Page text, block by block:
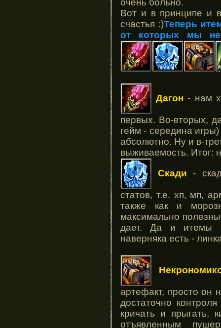
очень больно.
Вот и в принципе и
счастья :)Теперь
от которых мы
Дагон - нам
первых. Во-вторых,
гейм - середина
абсолютно. Ну и в-
выживаемость. Итог:
Скади -
статов, т.е. хп, мп,
также как и
максимально
дает. Да и итемы
наверняка есть -
артефакт, просто он
достаточно
кричать и прыгать,
отъявленным